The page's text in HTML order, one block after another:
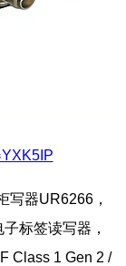
写器UR6266，
标签读写器，
Class 1 Gen 2 /